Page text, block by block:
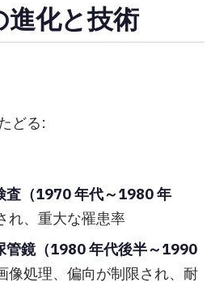
進化と技術
どる:
査（1970 年代～1980 年
れ、重大な罹患率
管鏡（1980 年代後半～1990
像処理、偏向が制限され、耐